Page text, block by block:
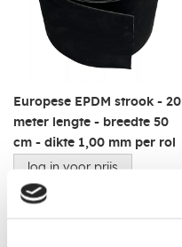
Europese EPDM strook - 20
meter lengte - breedte 50
cm - dikte 1,00 mm per rol
log in voor prijs